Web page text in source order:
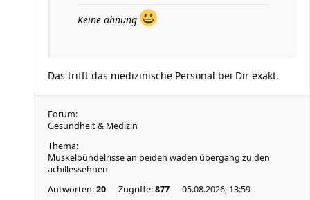
Keine ahnung
Das trifft das medizinische Personal bei Dir exakt.
Forum:
Gesundheit & Medizin
Thema:
Muskelbündelrisse an beiden waden übergang zu den
achillessehnen
Antworten:20 Zugriffe:877 05.08.2026, 13:59